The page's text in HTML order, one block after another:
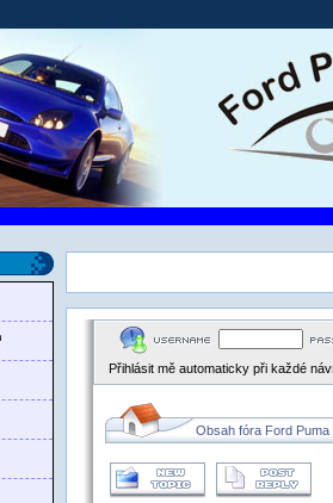
Přihlásit mě automaticky při každé
Obsah fóra Ford Puma